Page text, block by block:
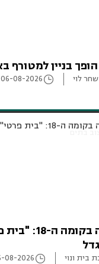
בניין למטורף
לוי 06-08-2026
בתים
וילה בקומה
בית ונוי 08-2026